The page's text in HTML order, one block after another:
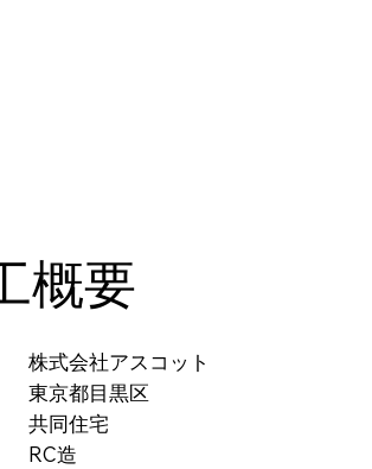
概要
式会社アスコット
東京都目黒区
住宅
造